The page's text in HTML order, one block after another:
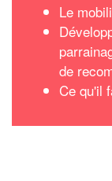
Le
de
Ce qu'il